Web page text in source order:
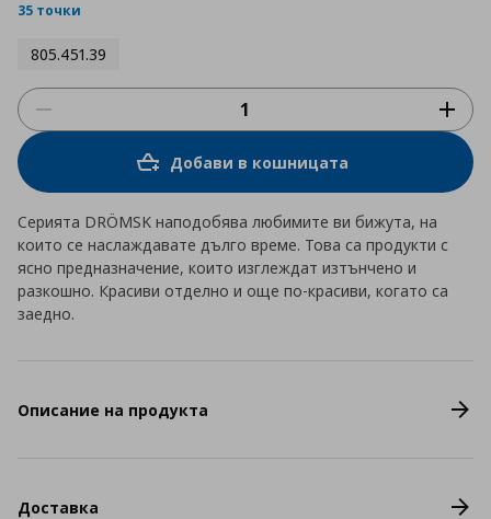
35 точки
805.451.39
Добави в кошницата
Серията DRÖMSK наподобява любимите ви бижута, на
които се наслаждавате дълго време. Това са продукти с
ясно предназначение, които изглеждат изтънчено и
разкошно. Красиви отделно и още по-красиви, когато са
заедно.
Описание на продукта
Доставка